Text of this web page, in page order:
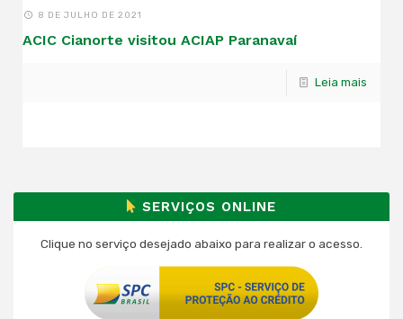
8 DE JULHO DE 2021
ACIC Cianorte visitou ACIAP Paranavaí
Leia mais
SERVIÇOS ONLINE
Clique no serviço desejado abaixo para realizar o acesso.